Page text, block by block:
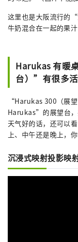
这里也是大阪流行的
牛奶混合在一起的果汁
Harukas 有暖
台）”有很多
“Harukas 300（展
Harukas”的展望台，
天气好的话，还可以
上、中午还是晚上，
沉浸式映射投影映